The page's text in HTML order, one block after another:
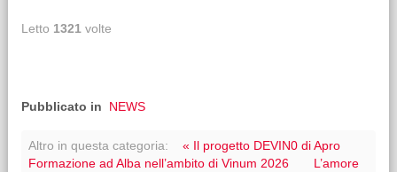
Letto 1321volte
Pubblicato in NEWS
Altro in questa categoria:
« Il progetto DEVIN0 di Apro
Formazione ad Alba nell’ambito di Vinum 2026
L’amore